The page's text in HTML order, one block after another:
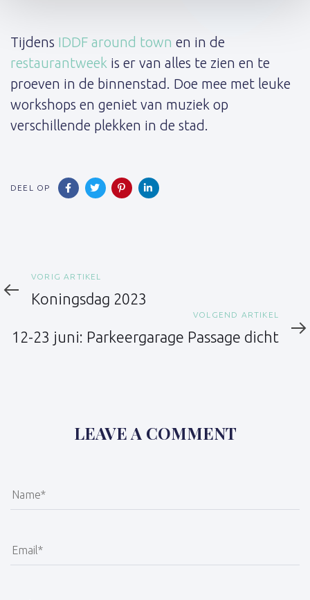
Tijdens IDDF around town en in de
restaurantweek is er van alles te zien en te
proeven in de binnenstad. Doe mee met leuke
workshops en geniet van muziek op
verschillende plekken in de stad.
DEEL OP
navigation
Vorig
artikel
VORIG ARTIKEL
Koningsdag 2023
artikel
VOLGEND ARTIKEL
12-23 juni: Parkeergarage Passage dicht
LEAVE A COMMENT